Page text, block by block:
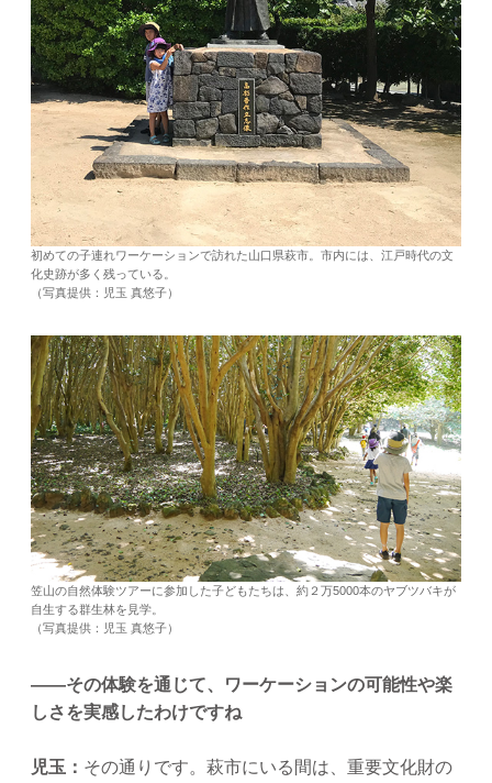
初めての子連れワーケーションで訪れた山口県萩市。市内には、江戸時代の文
化史跡が多く残っている。
（写真提供：児玉 真悠子）
笠山の自然体験ツアーに参加した子どもたちは、約２万5000本のヤブツバキが
自生する群生林を見学。
（写真提供：児玉 真悠子）
——その体験を通じて、ワーケーションの可能性や楽
しさを実感したわけですね
児玉： その通りです。萩市にいる間は、重要文化財の